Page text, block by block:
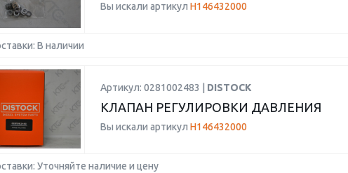
Вы искали артикул H146432000
В наличии
Артикул: 0281002483 | DISTOCK
КЛАПАН РЕГУЛИРОВКИ ДАВЛЕНИЯ
Вы искали артикул H146432000
Уточняйте наличие и цену